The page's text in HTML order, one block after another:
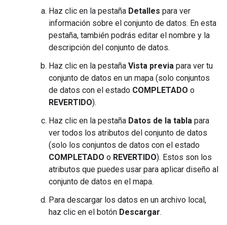
Haz clic en la pestaña Detalles para ver
información sobre el conjunto de datos. En esta
pestaña, también podrás editar el nombre y la
descripción del conjunto de datos.
Haz clic en la pestaña Vista previa para ver tu
conjunto de datos en un mapa (solo conjuntos
de datos con el estado COMPLETADO o
REVERTIDO).
Haz clic en la pestaña Datos de la tabla para
ver todos los atributos del conjunto de datos
(solo los conjuntos de datos con el estado
COMPLETADO o REVERTIDO). Estos son los
atributos que puedes usar para aplicar diseño al
conjunto de datos en el mapa.
Para descargar los datos en un archivo local,
haz clic en el botón Descargar.